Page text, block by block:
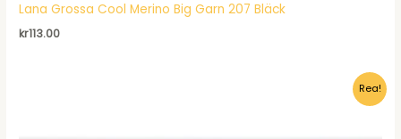
Lana Grossa Cool Merino Big Garn 207 Bläck
kr113.00
Rea!